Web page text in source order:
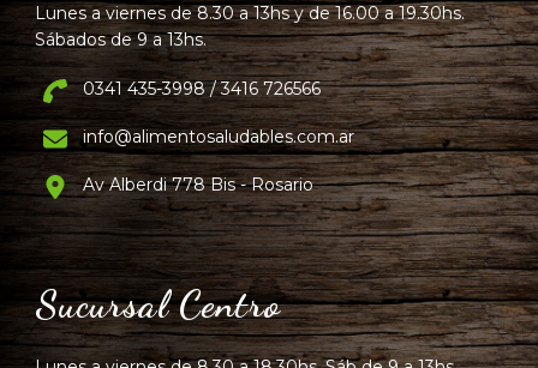
Lunes a viernes de 8.30 a 13hs y de 16.00 a 19.30hs.
Sábados de 9 a 13hs.
0341 435-3998 / 3416 726566
info@alimentosaludables.com.ar
Av Alberdi 778 Bis - Rosario
Sucursal Centro